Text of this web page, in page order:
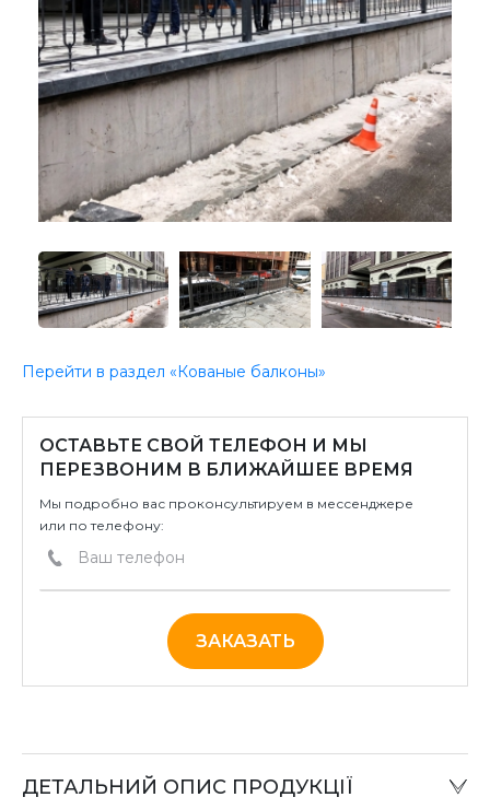
Перейти в раздел «Кованые балконы»
ОСТАВЬТЕ СВОЙ ТЕЛЕФОН И МЫ
ПЕРЕЗВОНИМ В БЛИЖАЙШЕЕ ВРЕМЯ
Мы подробно вас проконсультируем в мессенджере
или по телефону:
ЗАКАЗАТЬ
ДЕТАЛЬНИЙ ОПИС ПРОДУКЦІЇ